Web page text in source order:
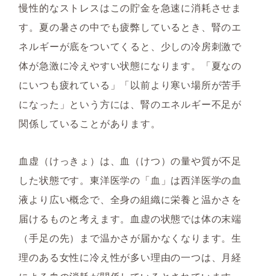
慢性的なストレスはこの貯金を急速に消耗させま
す。夏の暑さの中でも疲弊しているとき、腎のエ
ネルギーが底をついてくると、少しの冷房刺激で
体が急激に冷えやすい状態になります。「夏なの
にいつも疲れている」「以前より寒い場所が苦手
になった」という方には、腎のエネルギー不足が
関係していることがあります。
血虚（けっきょ）は、血（けつ）の量や質が不足
した状態です。東洋医学の「血」は西洋医学の血
液より広い概念で、全身の組織に栄養と温かさを
届けるものと考えます。血虚の状態では体の末端
（手足の先）まで温かさが届かなくなります。生
理のある女性に冷え性が多い理由の一つは、月経